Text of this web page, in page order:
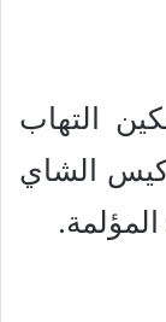
التهاب
كيس الشاي